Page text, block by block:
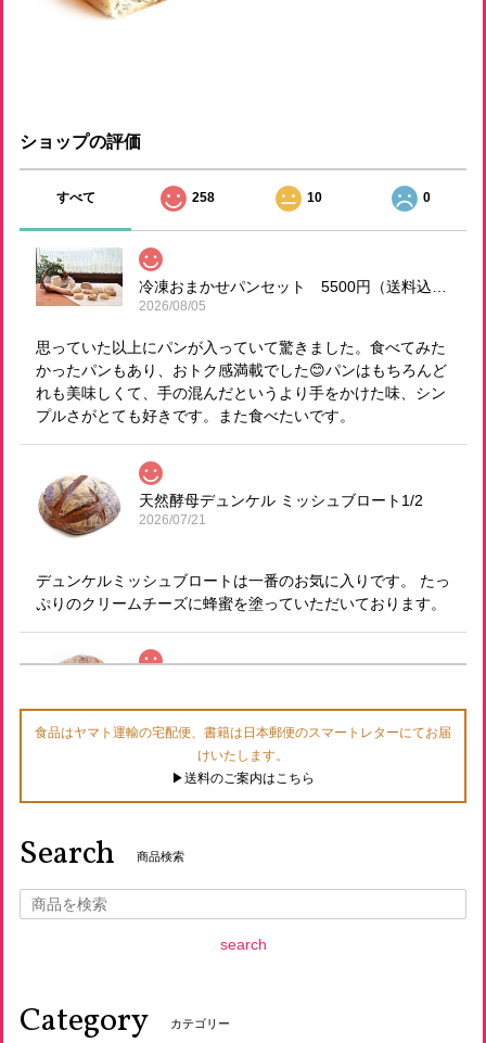
ショップの評価
すべて 258 10 0
冷凍おまかせパンセット 5500円（送料込！）
2026/08/05
思っていた以上にパンが入っていて驚きました。食べてみた
かったパンもあり、おトク感満載でした😊パンはもちろんど
れも美味しくて、手の混んだというより手をかけた味、シン
プルさがとても好きです。また食べたいです。
天然酵母デュンケル ミッシュブロート1/2
2026/07/21
デュンケルミッシュブロートは一番のお気に入りです。 たっ
ぷりのクリームチーズに蜂蜜を塗っていただいております。
2026/07/21
以前定期で購入していた際セットに入っていてとても美味し
発芽玄米シリーズは食感と風味が大好きなシリーズで 月一回
食品はヤマト運輸の宅配便、書籍は日本郵便のスマートレターにてお届
けいたします。
▶︎送料のご案内はこちら
Search 商品検索
search
Category カテゴリー